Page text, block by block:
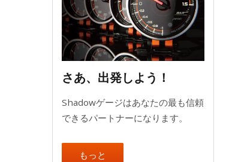
さあ、出発しよう！
Shadowゲージはあなたの最も信頼
できるパートナーになります。
もっと